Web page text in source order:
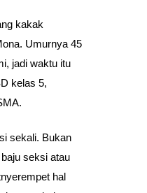
kakak
Umurnya 45
jadi waktu itu
kelas 5,
sekali. Bukan
seksi atau
hal